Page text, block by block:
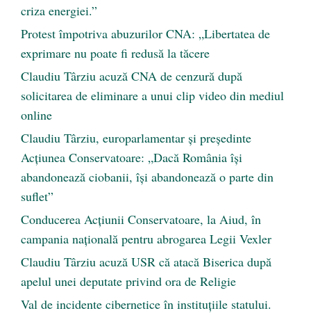
criza energiei.”
Protest împotriva abuzurilor CNA: „Libertatea de
exprimare nu poate fi redusă la tăcere
Claudiu Târziu acuză CNA de cenzură după
solicitarea de eliminare a unui clip video din mediul
online
Claudiu Târziu, europarlamentar și președinte
Acțiunea Conservatoare: „Dacă România își
abandonează ciobanii, își abandonează o parte din
suflet”
Conducerea Acțiunii Conservatoare, la Aiud, în
campania națională pentru abrogarea Legii Vexler
Claudiu Târziu acuză USR că atacă Biserica după
apelul unei deputate privind ora de Religie
Val de incidente cibernetice în instituțiile statului.